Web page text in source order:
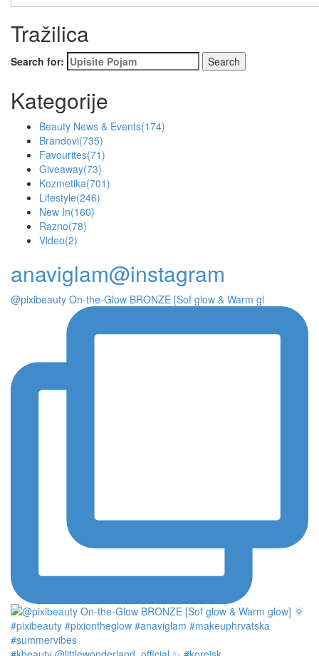
Tražilica
Search for:
Kategorije
Beauty News & Events(174)
Brandovi(735)
Favourites(71)
Giveaway(73)
Kozmetika(701)
Lifestyle(246)
New In(160)
Razno(78)
Video(2)
anaviglam@instagram
@pixibeauty On-the-Glow BRONZE [Sof glow & Warm gl